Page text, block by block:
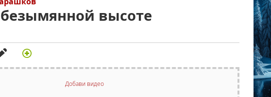
высоте
Добави видео